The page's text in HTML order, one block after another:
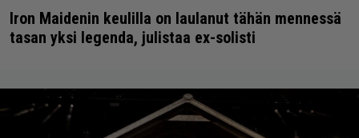
Iron Maidenin keulilla on laulanut tähän mennessä
tasan yksi legenda, julistaa ex-solisti